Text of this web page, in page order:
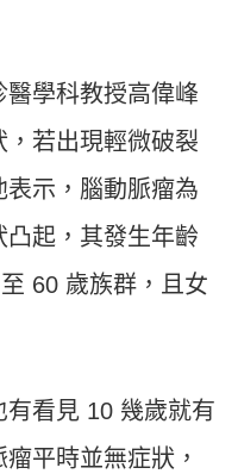
學科教授高偉峰
若出現輕微破裂
示，腦動脈瘤為
起，其發生年齡
60 歲族群，且女
看見 10 幾歲就有
平時並無症狀，